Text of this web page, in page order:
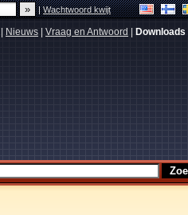
|Wachtwoord kwijt
Nieuws Vraag en Antwoord Downloads